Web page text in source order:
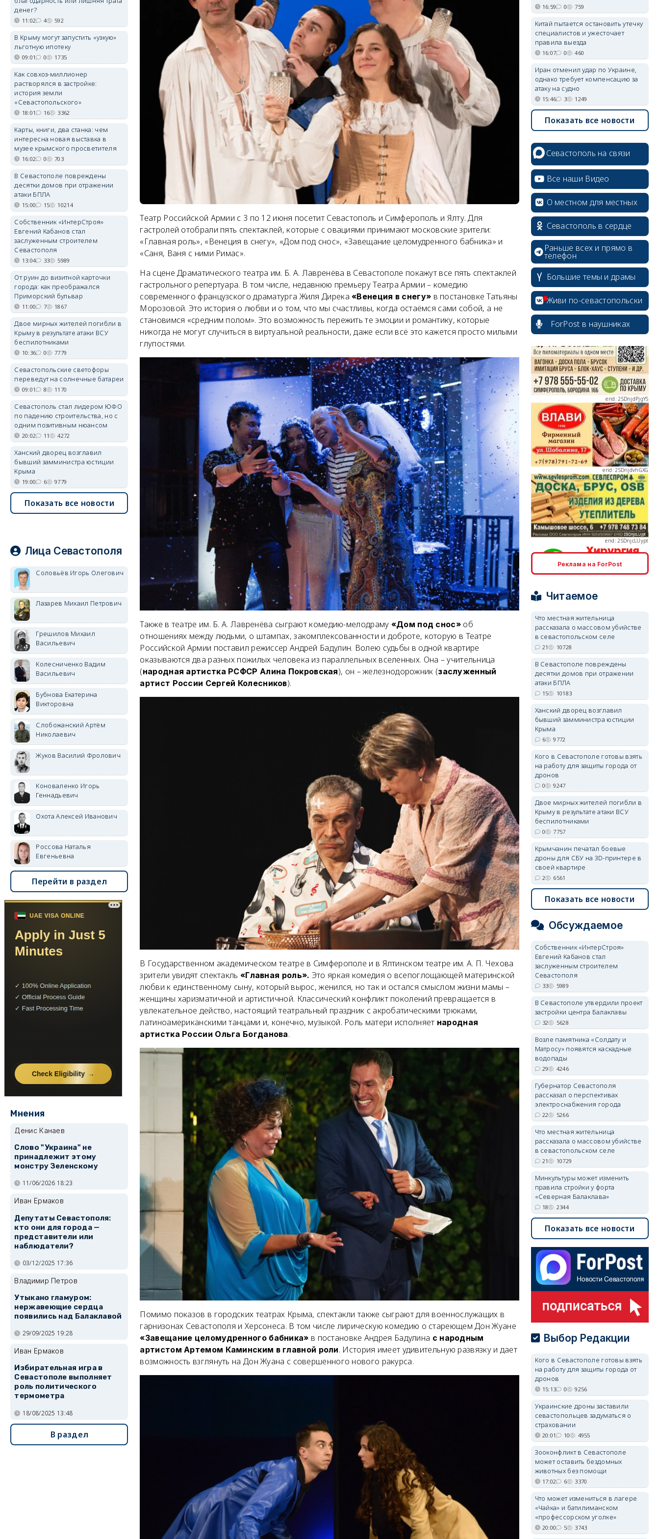
Театр Российской Армии с 3 по 12 июня посетит Севастополь и Симферополь и Ялту. Для
гастролей отобрали пять спектаклей, которые с овациями принимают московские зрители:
«Главная роль», «Венеция в снегу», «Дом под снос», «Завещание целомудренного бабника» и
«Саня, Ваня с ними Римас».
На сцене Драматического театра им. Б. А. Лавренёва в Севастополе покажут все пять спектаклей
гастрольного репертуара. В том числе, недавнюю премьеру Театра Армии – комедию
современного французского драматурга Жиля Дирека«Венеция в снегу» в постановке Татьяны
Морозовой. Это история о любви и о том, что мы счастливы, когда остаёмся сами собой, а не
становимся «средним полом». Это возможность пережить те эмоции и романтику, которые
никогда не могут случиться в виртуальной реальности, даже если всё это кажется просто милыми
глупостями.
Также в театре им. Б. А. Лавренёва сыграют комедию-мелодраму «Дом под снос»об
отношениях между людьми, о штампах, закомплексованности и доброте, которую в Театре
Российской Армии поставил режиссер Андрей Бадулин. Волею судьбы в одной квартире
оказываются два разных пожилых человека из параллельных вселенных. Она – учительница
(народная артистка РСФСР Алина Покровская), он – железнодорожник (заслуженный
артист России Сергей Колесников).
В Государственном академическом театре в Симферополе и в Ялтинском театре им. А. П. Чехова
зрители увидят спектакль «Главная роль». Это яркая комедия о всепоглощающей материнской
любви к единственному сыну, который вырос, женился, но так и остался смыслом жизни мамы –
женщины харизматичной и артистичной. Классический конфликт поколений превращается в
увлекательное действо, настоящий театральный праздник с акробатическими трюками,
латиноамериканскими танцами и, конечно, музыкой. Роль матери исполняет народная
артистка России Ольга Богданова.
Помимо показов в городских театрах Крыма, спектакли также сыграют для военнослужащих в
гарнизонах Севастополя и Херсонеса. В том числе лирическую комедию о стареющем Дон Жуане
«Завещание целомудренного бабника» в постановке Андрея Бадулина с народным
артистом Артемом Каминским в главной роли. История имеет удивительную развязку и дает
возможность взглянуть на Дон Жуана с совершенного нового ракурса.
денег?
11:02 4 592
В Крыму могут запустить «узкую»
льготную ипотеку
09:01 0 1735
Как совхоз-миллионер
растворялся в застройке:
история земли
«Севастопольского»
18:01 16 3362
Карты, книги, два станка: чем
интересна новая выставка в
музее крымского просветителя
16:02 0 703
В Севастополе повреждены
десятки домов при отражении
атаки БПЛА
15:00 15 10214
Собственник «ИнтерСтроя»
Евгений Кабанов стал
заслуженным строителем
Севастополя
13:04 33 5989
От руин до визитной карточки
города: как преображался
Приморский бульвар
11:00 7 1867
Двое мирных жителей погибли в
Крыму в результате атаки ВСУ
беспилотниками
10:36 0 7779
Севастопольские светофоры
переведут на солнечные батареи
09:01 8 1170
Севастополь стал лидером ЮФО
по падению строительства, но с
одним позитивным нюансом
20:02 11 4272
Ханский дворец возглавил
бывший замминистра юстиции
Крыма
19:00 6 9779
Показать все новости
Лица Севастополя
Соловьёв Игорь Олегович
Лазарев Михаил Петрович
Грешилов Михаил
Васильевич
Колесниченко Вадим
Васильевич
Бубнова Екатерина
Викторовна
Слобожанский Артём
Николаевич
Жуков Василий Фролович
Коноваленко Игорь
Геннадьевич
Охота Алексей Иванович
Россова Наталья
Евгеньевна
Перейти в раздел
Мнения
Денис Канаев
Слово "Украина" не
принадлежит этому
монстру Зеленскому
11/06/2026 18:23
Иван Ермаков
Депутаты Севастополя:
кто они для города —
представители или
наблюдатели?
03/12/2025 17:36
Владимир Петров
Утыкано гламуром:
нержавеющие сердца
появились над Балаклавой
29/09/2025 19:28
Иван Ермаков
Избирательная игра в
Севастополе выполняет
роль политического
термометра
18/08/2025 13:48
В раздел
16:59 0 759
Китай пытается остановить утечку
специалистов и ужесточает
правила выезда
16:07 0 460
Иран отменил удар по Украине,
однако требует компенсацию за
атаку на судно
15:46 3 1249
Показать все новости
Севастополь на связи
Все наши Видео
О местном для местных
Севастополь в сердце
Раньше всех и прямо в
телефон
Большие темы и драмы
Живи по-севастопольски
ForPost в наушниках
erid: 2SDnjcrDNw6
erid: 2SDnjdPjgYS
erid: 2SDnjdvhGXG
erid: 2SDnjcLUypt
erid: 2SDnjcrDNw6
erid: 2SDnjdPjgYS
Реклама на ForPost
Читаемое
Что местная жительница
рассказала о массовом убийстве
в севастопольском селе
21 10728
В Севастополе повреждены
десятки домов при отражении
атаки БПЛА
15 10183
Ханский дворец возглавил
бывший замминистра юстиции
Крыма
6 9772
Кого в Севастополе готовы взять
на работу для защиты города от
дронов
0 9247
Двое мирных жителей погибли в
Крыму в результате атаки ВСУ
беспилотниками
0 7757
Крымчанин печатал боевые
дроны для СБУ на 3D-принтере в
своей квартире
2 6561
Показать все новости
Обсуждаемое
Собственник «ИнтерСтроя»
Евгений Кабанов стал
заслуженным строителем
Севастополя
33 5989
В Севастополе утвердили проект
застройки центра Балаклавы
32 5628
Возле памятника «Солдату и
Матросу» появятся каскадные
водопады
29 4246
Губернатор Севастополя
рассказал о перспективах
электроснабжения города
22 5266
Что местная жительница
рассказала о массовом убийстве
в севастопольском селе
21 10729
Минкультуры может изменить
правила стройки у форта
«Северная Балаклава»
18 2344
Показать все новости
Выбор Редакции
Кого в Севастополе готовы взять
на работу для защиты города от
дронов
15:13 0 9256
Украинские дроны заставили
севастопольцев задуматься о
страховании
20:01 10 4955
Зооконфликт в Севастополе
может оставить бездомных
животных без помощи
17:02 6 3370
Что может измениться в лагере
«Чайка» и батилиманском
«профессорском уголке»
20:00 5 3743